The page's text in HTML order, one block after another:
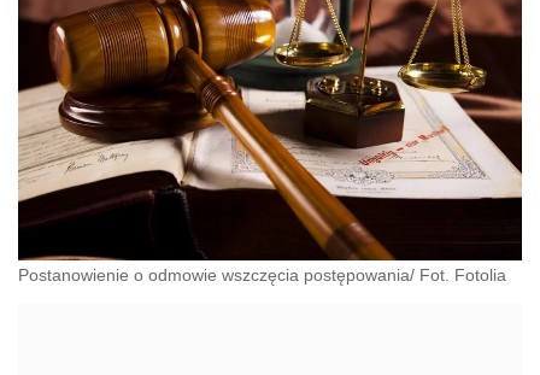
Postanowienie o odmowie wszczęcia postępowania/ Fot. Fotolia